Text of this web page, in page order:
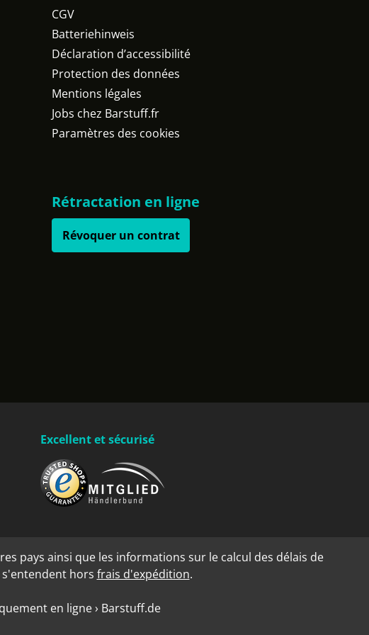
CGV
Batteriehinweis
Déclaration d’accessibilité
Protection des données
Mentions légales
Jobs chez Barstuff.fr
Paramètres des cookies
Rétractation en ligne
Révoquer un contrat
Excellent et sécurisé
pays ainsi que les informations sur le calcul des délais de
s'entendent hors frais d'expédition.
en ligne › Barstuff.de